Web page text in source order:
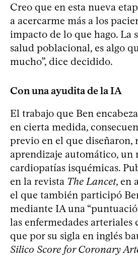
Creo que en esta nueva
a acercarme más a los
impacto de lo que hago. La
salud poblacional, es algo
mucho”, dice decidido.
Con una ayudita de la IA
El trabajo que Ben
en cierta medida,
previo en el que diseñaron,
aprendizaje automático, un
cardiopatías isquémicas.
en la revista The Lancet, en
el que también participó
mediante IA una
las enfermedades arteriales
que por su sigla en inglés
Silico Score for Coronary